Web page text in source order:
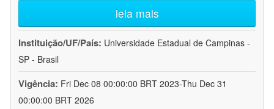
leia mais
Instituição/UF/País: Universidade Estadual de Campinas -
SP - Brasil
Vigência: Fri Dec 08 00:00:00 BRT 2023-Thu Dec 31
00:00:00 BRT 2026